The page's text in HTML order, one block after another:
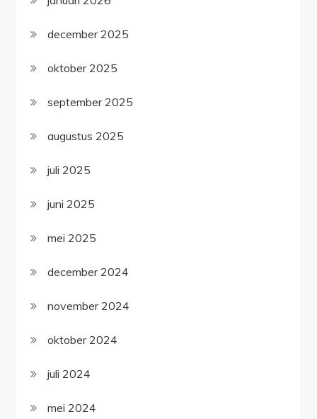
december 2025
oktober 2025
september 2025
augustus 2025
juli 2025
juni 2025
mei 2025
december 2024
november 2024
oktober 2024
juli 2024
mei 2024